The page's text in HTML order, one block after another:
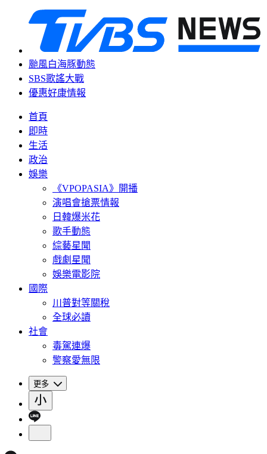
颱風白海豚動態
SBS歌謠大戰
優惠好康情報
首頁
即時
生活
政治
娛樂
《VPOPASIA》開播
演唱會搶票情報
日韓爆米花
歌手動態
綜藝星聞
戲劇星聞
娛樂電影院
國際
川普對等關稅
全球必讀
社會
毒駕連爆
警察愛無限
更多